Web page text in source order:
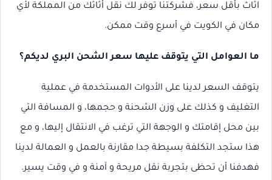
اثاث بأقل سعر، فشركتنا توفر لك نقل أثاثك من المملكة لأي
مكان في الكويت في أسرع وقت ممكن.
ما العوامل التي يتوقف عليها سعر الشحن البري لديكم؟
يتوقف السعر لدينا على الأدوات المستخدمة في عملية
التغليف و كذلك على وزن الشحنة و حجمها، و المسافة التي
بين محل إقامتك و الوجهة التي ترغب في الانتقال إليها، و مع
هذا ستجد التكلفة بسيطة جدا مقارنة بالعمل و العمالة لدينا
فهدفنا أن تحظى بتجربة نقل مريحة و آمنة و في وقت يسير.